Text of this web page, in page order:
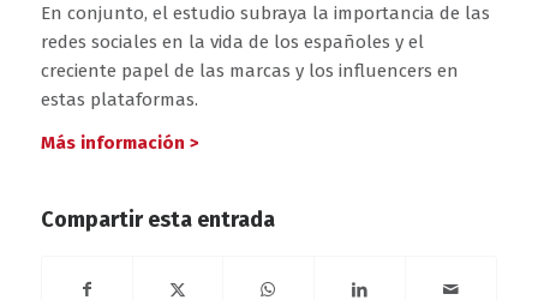
En conjunto, el estudio subraya la importancia de las
redes sociales en la vida de los españoles y el
creciente papel de las marcas y los influencers en
estas plataformas.
Más información >
Compartir esta entrada